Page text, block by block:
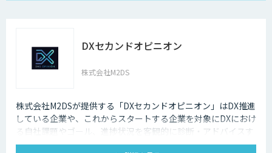
ください。 DXセカンドオピニオン
株式会社M2DS
株式会社M2DSが提供する「DXセカンドオピニオン」はDX推進
している企業や、これからスタートする企業を対象にDXにおけ
る自社課題やゴール、進捗状況を客観的に診断・アドバイスす
るサービスです